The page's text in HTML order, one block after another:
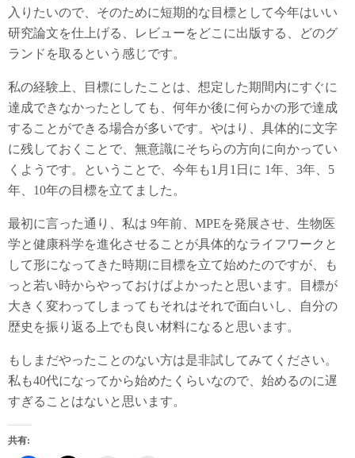
入りたいので、そのために短期的な目標として今年はいい
研究論文を仕上げる、レビューをどこに出版する、どのグ
ランドを取るという感じです。
私の経験上、目標にしたことは、想定した期間内にすぐに
達成できなかったとしても、何年か後に何らかの形で達成
することができる場合が多いです。やはり、具体的に文字
に残しておくことで、無意識にそちらの方向に向かってい
くようです。ということで、今年も1月1日に 1年、3年、5
年、10年の目標を立てました。
最初に言った通り、私は 9年前、MPEを発展させ、生物医
学と健康科学を進化させることが具体的なライフワークと
して形になってきた時期に目標を立て始めたのですが、も
っと若い時からやっておけばよかったと思います。目標が
大きく変わってしまってもそれはそれで面白いし、自分の
歴史を振り返る上でも良い材料になると思います。
もしまだやったことのない方は是非試してみてください。
私も40代になってから始めたくらいなので、始めるのに遅
すぎることはないと思います。
共有: